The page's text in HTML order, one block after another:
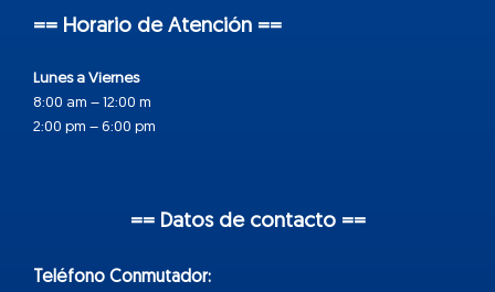
== Horario de Atención ==
Lunes a Viernes
8:00 am – 12:00 m
2:00 pm – 6:00 pm
== Datos de contacto ==
Teléfono Conmutador: